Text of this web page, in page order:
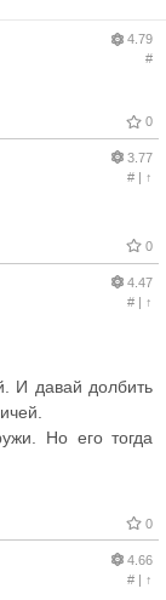
4.79
#
0
3.77
#| ↑
0
4.47
#| ↑
И давай долбить
Но его тогда
0
4.66
#| ↑